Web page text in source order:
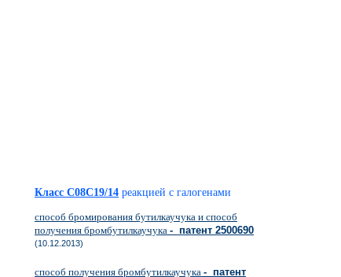
Класс C08C19/14 реакцией с галогенами
способ бромирования бутилкаучука и способ
получения бромбутилкаучука - патент 2500690
(10.12.2013)
способ получения бромбутилкаучука - патент